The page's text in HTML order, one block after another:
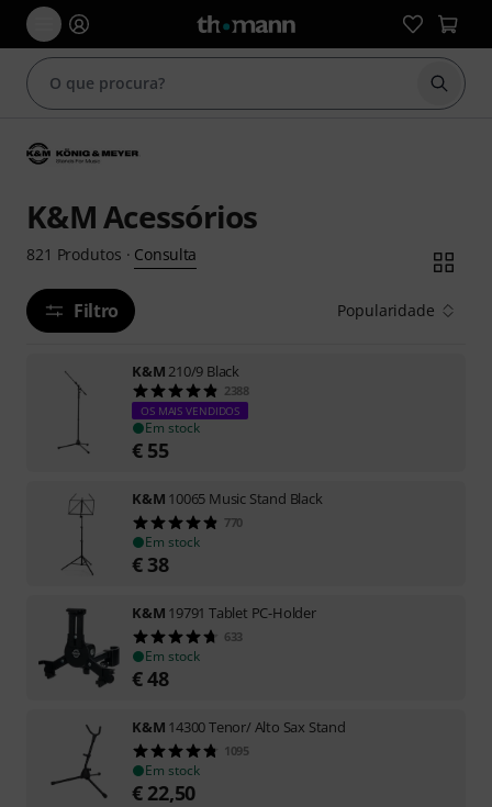
Iniciar
K&M Acessórios
821 Produtos · Consulta
Filtro Popularidade
K&M 210/9 Black
2388
OS MAIS VENDIDOS
Em stock
€ 55
K&M 10065 Music Stand Black
770
Em stock
€ 38
K&M 19791 Tablet PC-Holder
633
Em stock
€48
K&M 14300 Tenor/ Alto Sax Stand
1095
Em stock
€ 22,50